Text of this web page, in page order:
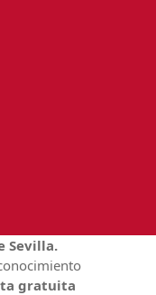
Sevilla.
gratuita